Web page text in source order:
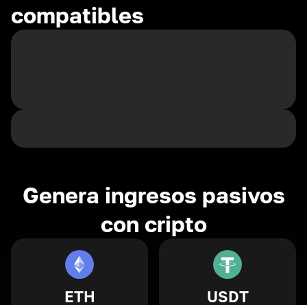
compatibles
Genera ingresos pasivos
con cripto
ETH USDT